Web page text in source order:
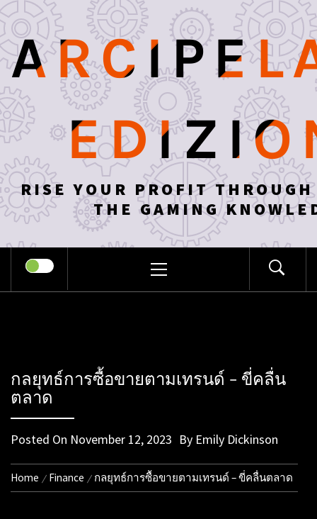
Skip
to
content
RISE YOUR PROFIT
THE GAMING
MENU
กลยุทธ์การซื้อขายตามเทรนด์ – ขี่คลื่น
ตลาด
Posted On November 12, 2023 By Emily Dickinson
Home Finance กลยุทธ์การซื้อขายตามเทรนด์ – ขี่คลื่นตลาด